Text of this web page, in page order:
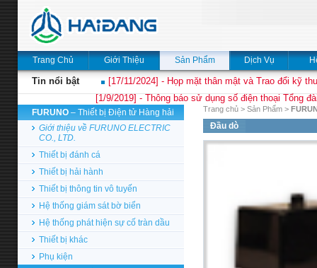
Trang Chủ Giới Thiệu Sản Phẩm Dịch Vụ
Tin nổi bật
[17/11/2024] - Họp mặt thân mật và Trao đổi kỹ
[1/9/2019] - Thông báo sử dụng số điện thoại Tổng
FURUNO – Thiết bị Điện tử Hàng hải
Giới thiệu về FURUNO ELECTRIC
CO., LTD.
Thiết bị đánh cá
Thiết bị hải hành
Thiết bị thông tin vô tuyến
Hệ thống giám sát bờ biển
Hệ thống phát hiện sự cố tràn dầu
Thiết bị khác
Phụ kiện
Trang chủ > Sản Phẩm >
Đầu dò